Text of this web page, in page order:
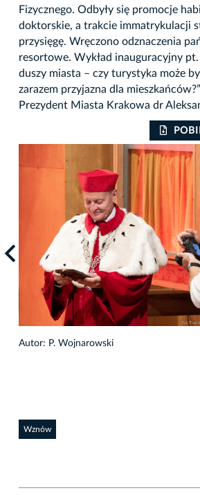
Fizycznego. Odbyły się promocje
doktorskie, a trakcie immatrykulacji
przysięgę. Wręczono odznaczenia
resortowe. Wykład inauguracyjny pt.
duszy miasta – czy turystyka może
zarazem przyjazna dla
Prezydent Miasta Krakowa dr
Autor: P. Wojnarowski
Wznów